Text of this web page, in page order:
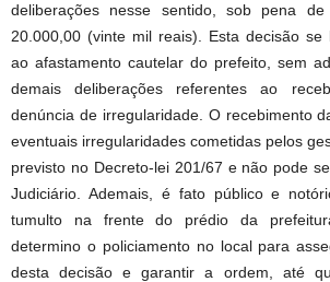
deliberações nesse sentido, sob pena
20.000,00 (vinte mil reais). Esta decisão se
ao afastamento cautelar do prefeito, sem
demais deliberações referentes ao
denúncia de irregularidade. O recebimento
eventuais irregularidades cometidas pelos
previsto no Decreto-lei 201/67 e não pode
Judiciário. Ademais, é fato público e
tumulto na frente do prédio da
determino o policiamento no local para
desta decisão e garantir a ordem, até